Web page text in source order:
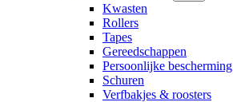
Kwasten
Rollers
Tapes
Gereedschappen
Persoonlijke bescherming
Schuren
Verfbakjes & roosters